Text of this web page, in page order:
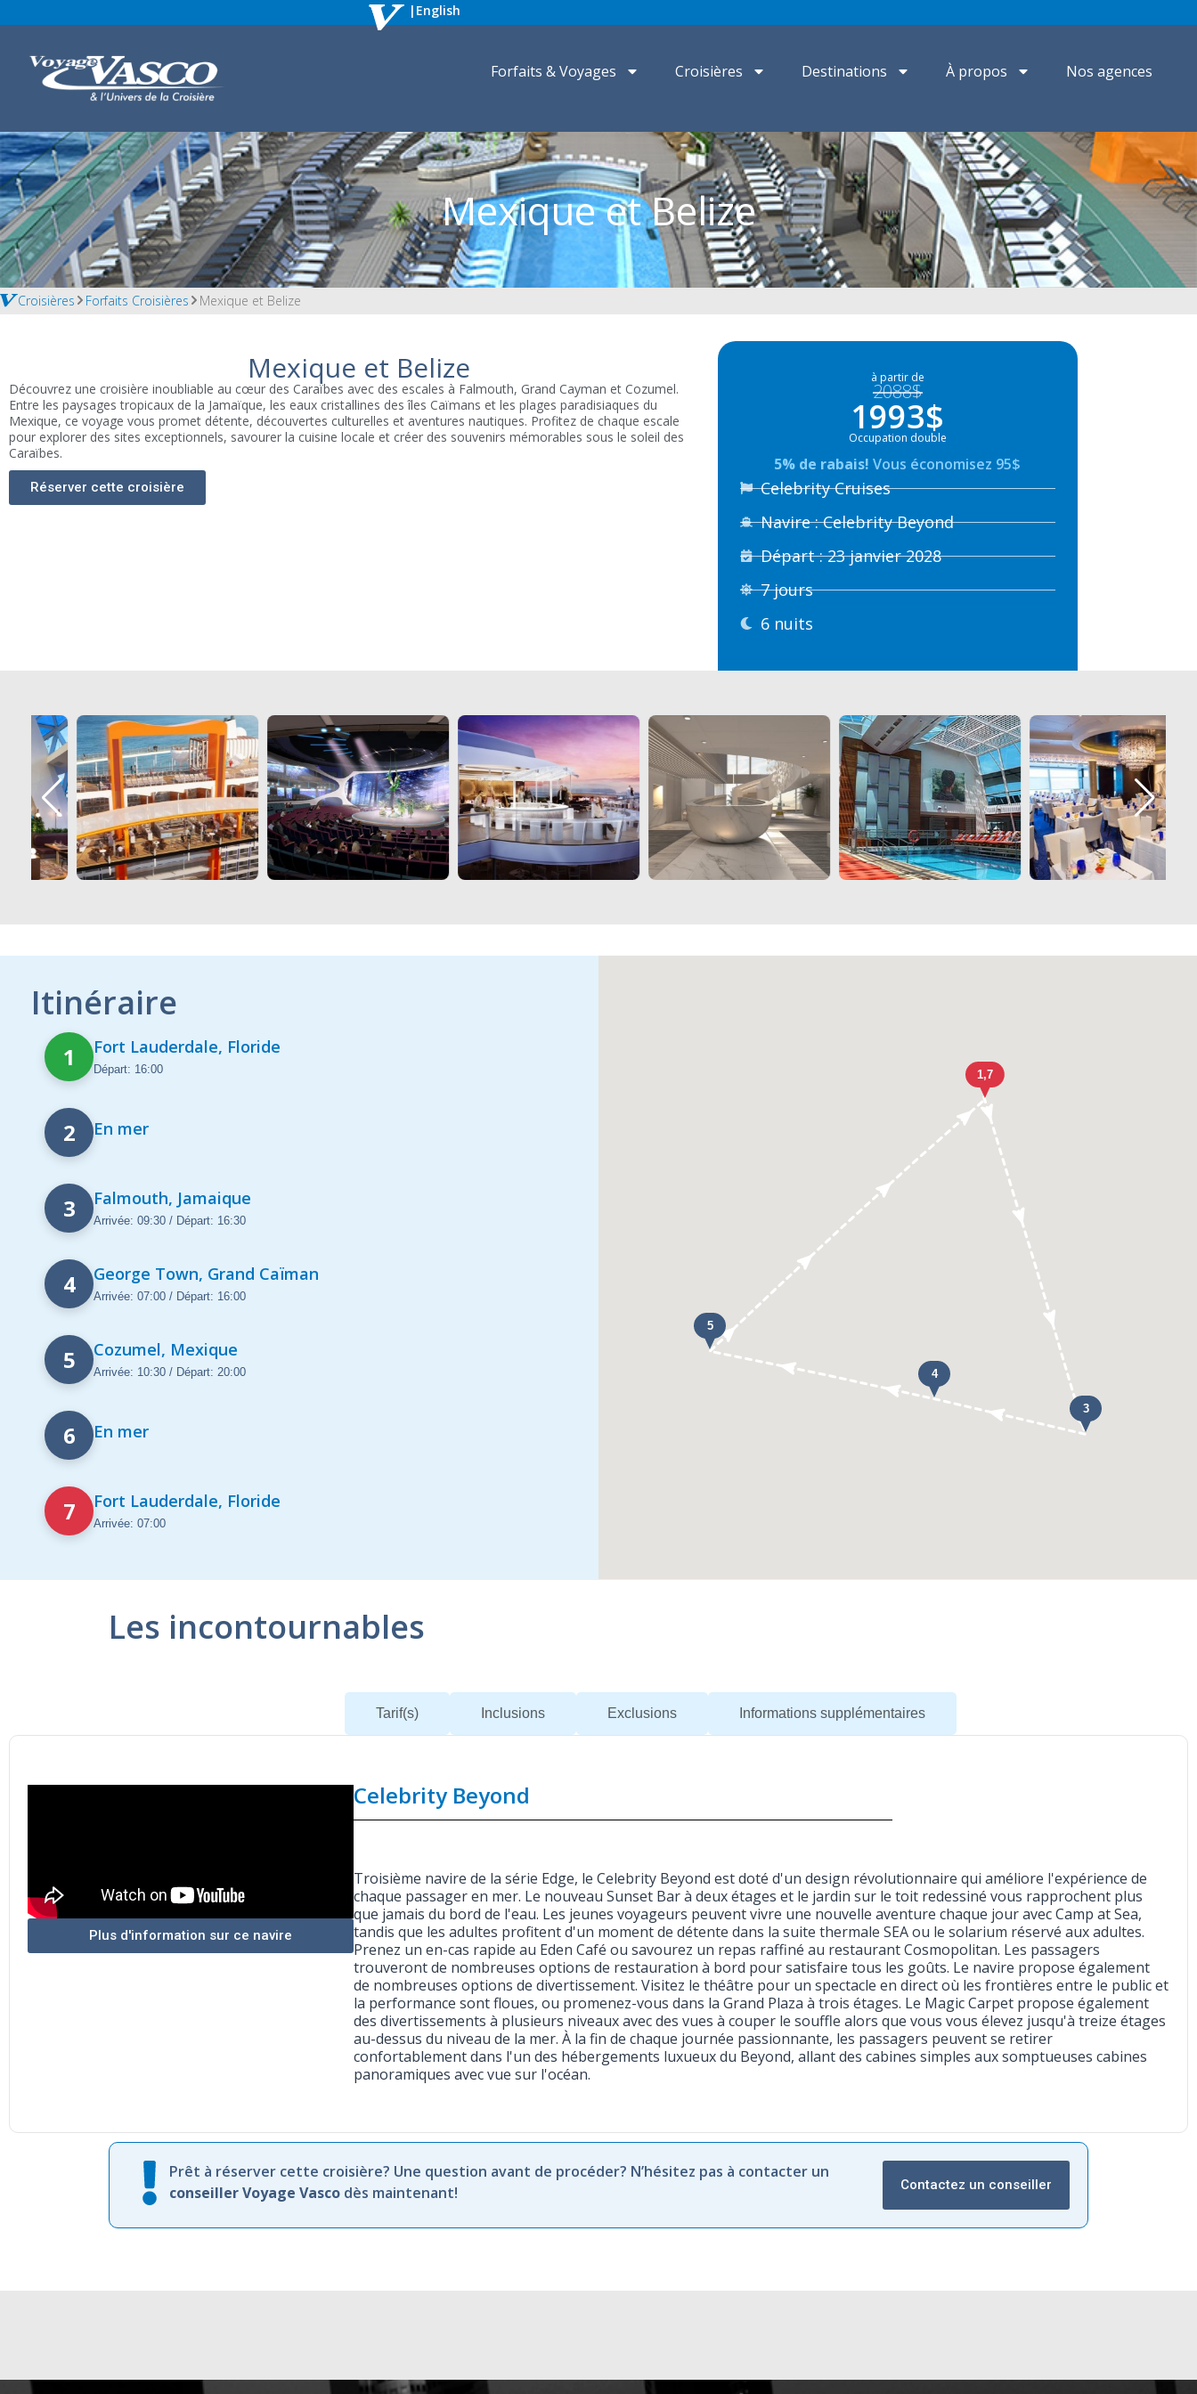
| English
Forfaits & Voyages Croisières Destinations À propos Nos agences
Mexique et Belize
Croisières Forfaits Croisières Mexique et Belize
Mexique et Belize
Découvrez une croisière inoubliable au cœur des Caraïbes avec des escales à Falmouth, Grand Cayman et Cozumel.
Entre les paysages tropicaux de la Jamaïque, les eaux cristallines des îles Caïmans et les plages paradisiaques du
Mexique, ce voyage vous promet détente, découvertes culturelles et aventures nautiques. Profitez de chaque escale
pour explorer des sites exceptionnels, savourer la cuisine locale et créer des souvenirs mémorables sous le soleil des
Caraïbes.
Réserver cette croisière
à partir de
2088$
1993$
Occupation double
5% de rabais! Vous économisez 95$
Celebrity Cruises
Navire : Celebrity Beyond
Départ : 23 janvier 2028
7 jours
6 nuits
Itinéraire
1 Fort Lauderdale, Floride
Départ: 16:00
2 En mer
3 Falmouth, Jamaique
Arrivée: 09:30 / Départ: 16:30
4 George Town, Grand Caïman
Arrivée: 07:00 / Départ: 16:00
5 Cozumel, Mexique
Arrivée: 10:30 / Départ: 20:00
6 En mer
7 Fort Lauderdale, Floride
Arrivée: 07:00
Les incontournables
Tarif(s) Inclusions Exclusions Informations supplémentaires
Plus d'information sur ce navire
Celebrity Beyond
Troisième navire de la série Edge, le Celebrity Beyond est doté d'un design révolutionnaire qui améliore l'expérience de
chaque passager en mer. Le nouveau Sunset Bar à deux étages et le jardin sur le toit redessiné vous rapprochent plus
que jamais du bord de l'eau. Les jeunes voyageurs peuvent vivre une nouvelle aventure chaque jour avec Camp at Sea,
tandis que les adultes profitent d'un moment de détente dans la suite thermale SEA ou le solarium réservé aux adultes.
Prenez un en-cas rapide au Eden Café ou savourez un repas raffiné au restaurant Cosmopolitan. Les passagers
trouveront de nombreuses options de restauration à bord pour satisfaire tous les goûts. Le navire propose également
de nombreuses options de divertissement. Visitez le théâtre pour un spectacle en direct où les frontières entre le public et
la performance sont floues, ou promenez-vous dans la Grand Plaza à trois étages. Le Magic Carpet propose également
des divertissements à plusieurs niveaux avec des vues à couper le souffle alors que vous vous élevez jusqu'à treize étages
au-dessus du niveau de la mer. À la fin de chaque journée passionnante, les passagers peuvent se retirer
confortablement dans l'un des hébergements luxueux du Beyond, allant des cabines simples aux somptueuses cabines
panoramiques avec vue sur l'océan.
Prêt à réserver cette croisière? Une question avant de procéder? N’hésitez pas à contacter un
conseiller Voyage Vasco dès maintenant! Contactez un conseiller